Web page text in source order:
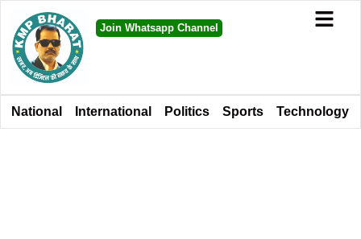
Join Whatsapp Channel
National International Politics Sports Technology